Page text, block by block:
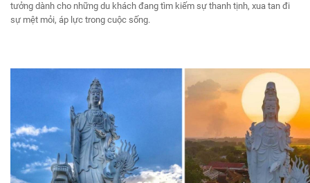
tưởng dành cho những du khách đang tìm kiếm sự thanh tịnh, xua tan đi
sự mệt mỏi, áp lực trong cuộc sống.